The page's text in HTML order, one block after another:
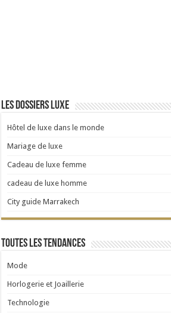
Les dossiers luxe
Hôtel de luxe dans le monde
Mariage de luxe
Cadeau de luxe femme
cadeau de luxe homme
City guide Marrakech
Toutes les tendances
Mode
Horlogerie et Joaillerie
Technologie